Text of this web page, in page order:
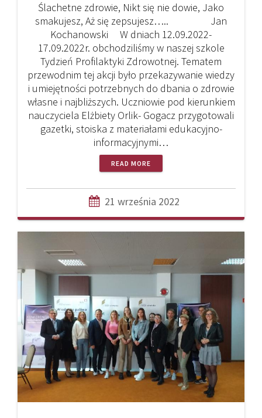
Ślachetne zdrowie, Nikt się nie dowie, Jako
smakujesz, Aż się zepsujesz….. Jan
Kochanowski W dniach 12.09.2022-
17.09.2022r. obchodziliśmy w naszej szkole
Tydzień Profilaktyki Zdrowotnej. Tematem
przewodnim tej akcji było przekazywanie wiedzy
i umiejętności potrzebnych do dbania o zdrowie
własne i najbliższych. Uczniowie pod kierunkiem
nauczyciela Elżbiety Orlik- Gogacz przygotowali
gazetki, stoiska z materiałami edukacyjno-
informacyjnymi…
READ MORE
21 września 2022